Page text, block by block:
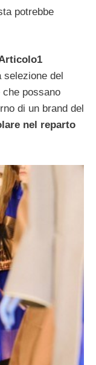
potrebbe
del
che possano
di un brand del
nel reparto